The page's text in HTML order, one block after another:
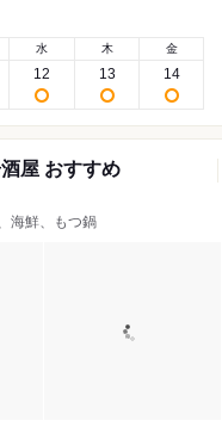
水
12
木
13
金
14
屋 おすすめ
海鮮、もつ鍋